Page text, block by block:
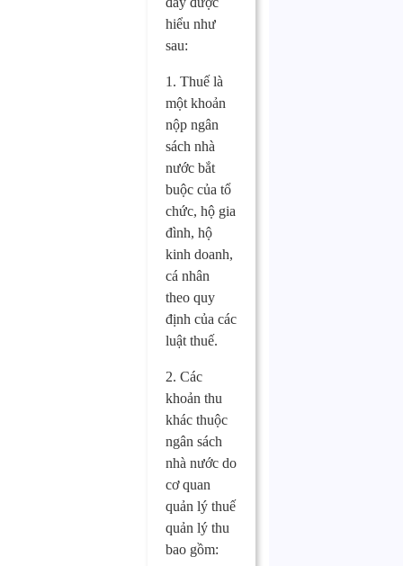
hiểu như
sau:
1. Thuế là
một khoản
nộp ngân
sách nhà
nước bắt
buộc của tổ
chức, hộ gia
đình, hộ
kinh doanh,
cá nhân
theo quy
định của các
luật thuế.
2. Các
khoản thu
khác thuộc
ngân sách
nhà nước do
cơ quan
quản lý thuế
quản lý thu
bao gồm: